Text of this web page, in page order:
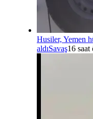
Husiler, Yemen
aldıSavaş16 saat